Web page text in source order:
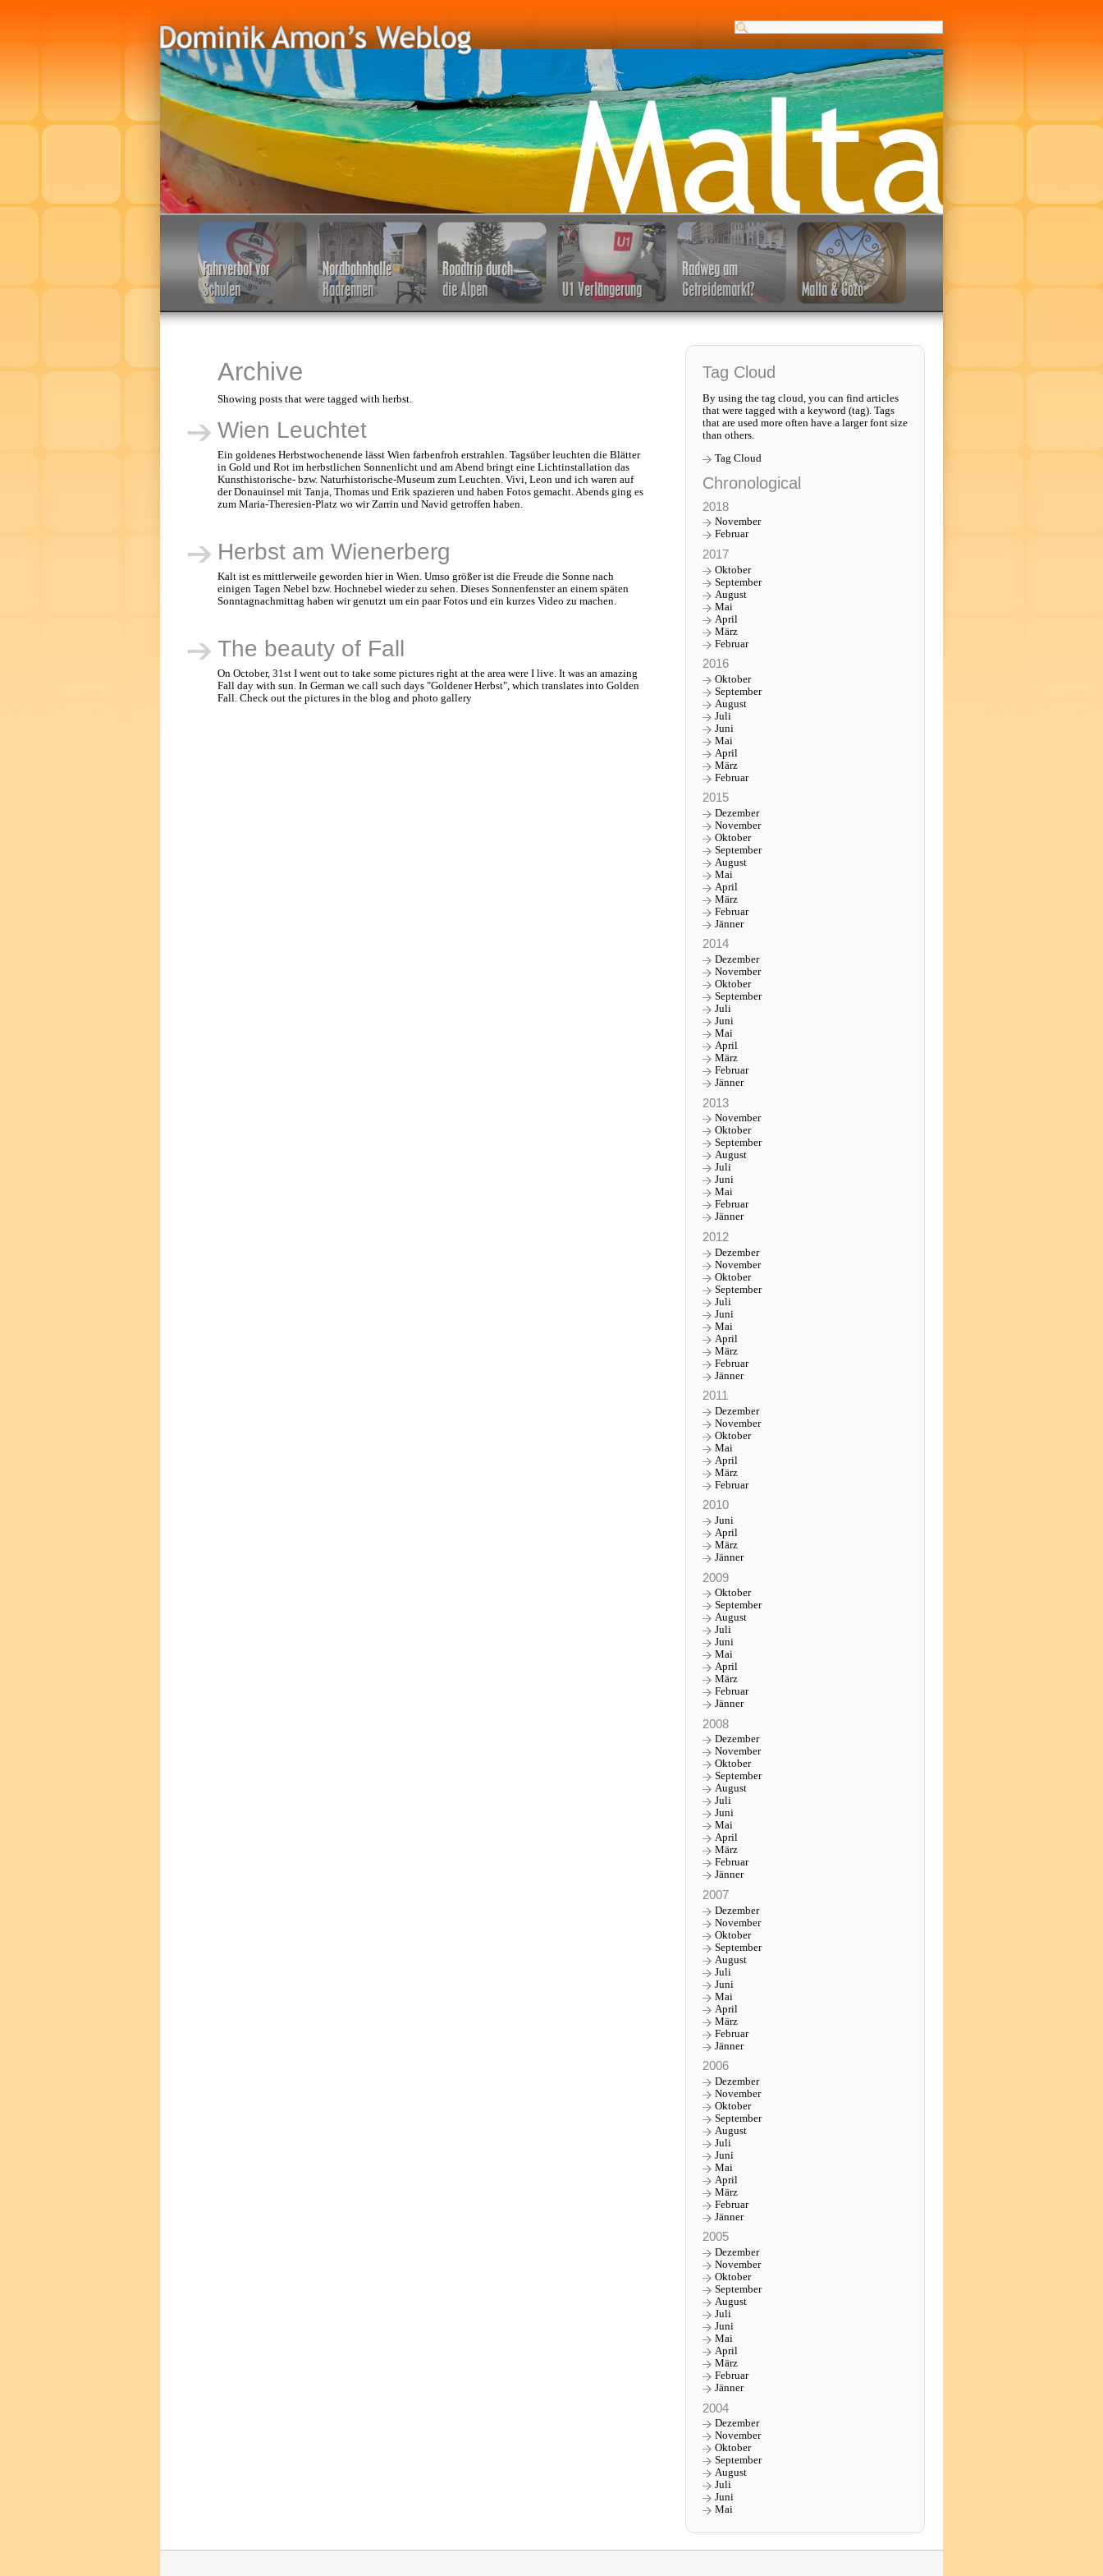
Archive
Showing posts that were tagged with herbst.
Wien Leuchtet
Ein goldenes Herbstwochenende lässt Wien farbenfroh erstrahlen. Tagsüber leuchten die Blätter
in Gold und Rot im herbstlichen Sonnenlicht und am Abend bringt eine Lichtinstallation das
Kunsthistorische- bzw. Naturhistorische-Museum zum Leuchten. Vivi, Leon und ich waren auf
der Donauinsel mit Tanja, Thomas und Erik spazieren und haben Fotos gemacht. Abends ging es
zum Maria-Theresien-Platz wo wir Zarrin und Navid getroffen haben.
Herbst am Wienerberg
Kalt ist es mittlerweile geworden hier in Wien. Umso größer ist die Freude die Sonne nach
einigen Tagen Nebel bzw. Hochnebel wieder zu sehen. Dieses Sonnenfenster an einem späten
Sonntagnachmittag haben wir genutzt um ein paar Fotos und ein kurzes Video zu machen.
The beauty of Fall
On October, 31st I went out to take some pictures right at the area were I live. It was an amazing
Fall day with sun. In German we call such days "Goldener Herbst", which translates into Golden
Fall. Check out the pictures in the blog and photo gallery
Tag Cloud
By using the tag cloud, you can find articles
that were tagged with a keyword (tag). Tags
that are used more often have a larger font size
than others.
Tag Cloud
Chronological
2018
November
Februar
2017
Oktober
September
August
Mai
April
März
Februar
2016
Oktober
September
August
Juli
Juni
Mai
April
März
Februar
2015
Dezember
November
Oktober
September
August
Mai
April
März
Februar
Jänner
2014
Dezember
November
Oktober
September
Juli
Juni
Mai
April
März
Februar
Jänner
2013
November
Oktober
September
August
Juli
Juni
Mai
Februar
Jänner
2012
Dezember
November
Oktober
September
Juli
Juni
Mai
April
März
Februar
Jänner
2011
Dezember
November
Oktober
Mai
April
März
Februar
2010
Juni
April
März
Jänner
2009
Oktober
September
August
Juli
Juni
Mai
April
März
Februar
Jänner
2008
Dezember
November
Oktober
September
August
Juli
Juni
Mai
April
März
Februar
Jänner
2007
Dezember
November
Oktober
September
August
Juli
Juni
Mai
April
März
Februar
Jänner
2006
Dezember
November
Oktober
September
August
Juli
Juni
Mai
April
März
Februar
Jänner
2005
Dezember
November
Oktober
September
August
Juli
Juni
Mai
April
März
Februar
Jänner
2004
Dezember
November
Oktober
September
August
Juli
Juni
Mai